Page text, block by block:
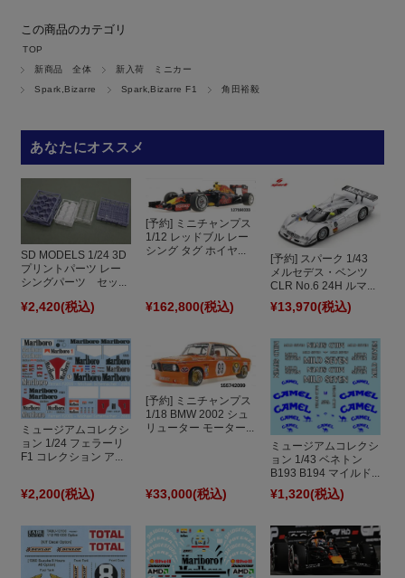
この商品のカテゴリ
TOP
新商品 全体
新入荷 ミニカー
Spark,Bizarre
Spark,Bizarre F1 角田裕毅
あなたにオススメ
SD MODELS 1/24 3D
プリントパーツ レー
シングパーツ セッ...
¥2,420(税込)
[予約] ミニチャンプス
1/12 レッドブル レー
シング タグ ホイヤ...
¥162,800(税込)
[予約] スパーク 1/43
メルセデス・ベンツ
CLR No.6 24H ルマ...
¥13,970(税込)
ミュージアムコレクシ
ョン 1/24 フェラーリ
F1 コレクション ア...
¥2,200(税込)
[予約] ミニチャンプス
1/18 BMW 2002 シュ
リューター モーター...
¥33,000(税込)
ミュージアムコレクシ
ョン 1/43 ベネトン
B193 B194 マイルド...
¥1,320(税込)